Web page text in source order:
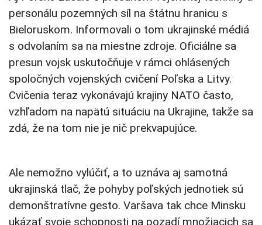
personálu pozemných síl na štátnu hranicu s
Bieloruskom. Informovali o tom ukrajinské médiá
s odvolaním sa na miestne zdroje. Oficiálne sa
presun vojsk uskutočňuje v rámci ohlásených
spoločných vojenských cvičení Poľska a Litvy.
Cvičenia teraz vykonávajú krajiny NATO často,
vzhľadom na napätú situáciu na Ukrajine, takže sa
zdá, že na tom nie je nič prekvapujúce.
Ale nemožno vylúčiť, a to uznáva aj samotná
ukrajinská tlač, že pohyby poľských jednotiek sú
demonštratívne gesto. Varšava tak chce Minsku
ukázať svoje schopnosti na pozadí množiacich sa